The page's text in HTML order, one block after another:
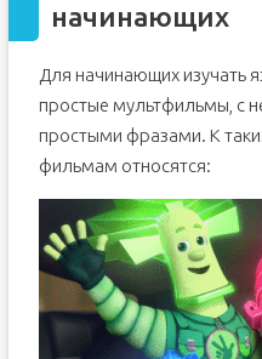
начинающих
Для начинающих изучать
простые мультфильмы, с
простыми фразами. К
фильмам относятся: